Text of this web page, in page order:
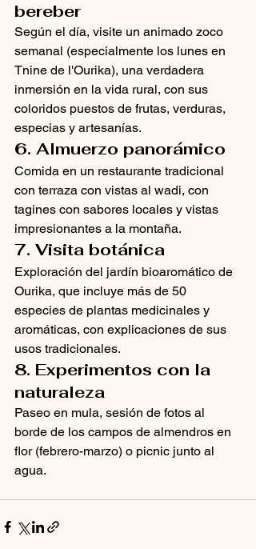
bereber
Según el día, visite un animado zoco
semanal (especialmente los lunes en
Tnine de l'Ourika), una verdadera
inmersión en la vida rural, con sus
coloridos puestos de frutas, verduras,
especias y artesanías.
6. Almuerzo panorámico
Comida en un restaurante tradicional
con terraza con vistas al wadi, con
tagines con sabores locales y vistas
impresionantes a la montaña.
7. Visita botánica
Exploración del jardín bioaromático de
Ourika, que incluye más de 50
especies de plantas medicinales y
aromáticas, con explicaciones de sus
usos tradicionales.
8. Experimentos con la
naturaleza
Paseo en mula, sesión de fotos al
borde de los campos de almendros en
flor (febrero-marzo) o picnic junto al
agua.